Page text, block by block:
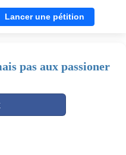
Lancer une pétition
pas aux passioner